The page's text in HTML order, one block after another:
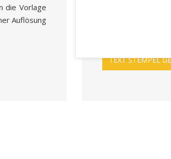
die Vorlage
Auflösung
Printy-Modelle
TEXT STEMPEL